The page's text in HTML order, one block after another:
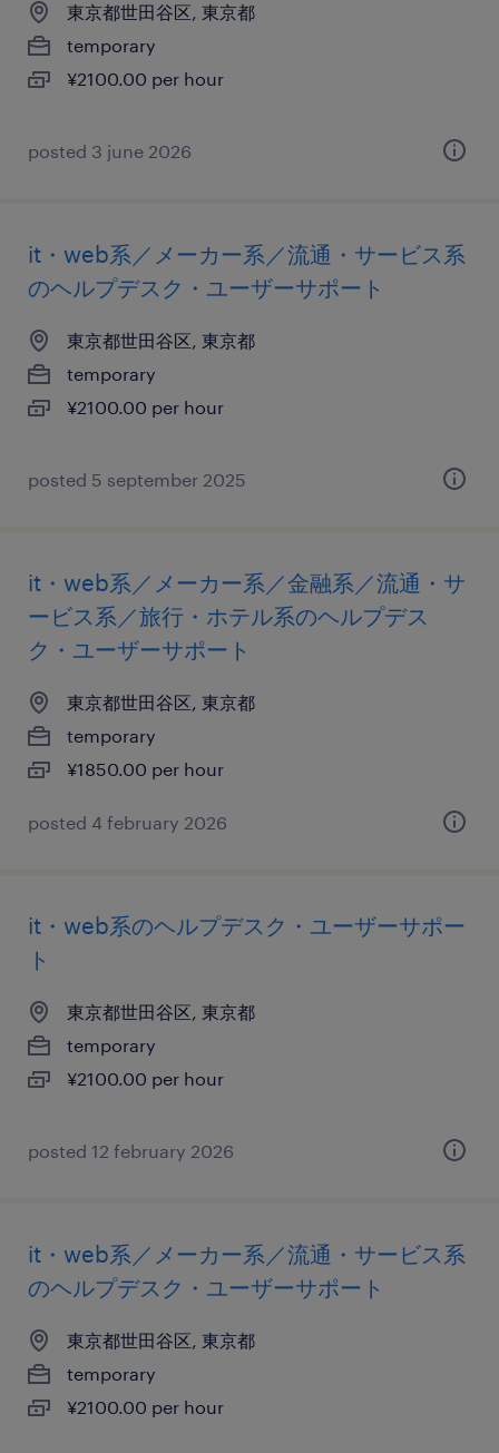
東京都世田谷区, 東京都
temporary
¥2100.00 per hour
posted 3 june 2026
it・web系／メーカー系／流通・サービス系
のヘルプデスク・ユーザーサポート
東京都世田谷区, 東京都
temporary
¥2100.00 per hour
posted 5 september 2025
it・web系／メーカー系／金融系／流通・サ
ービス系／旅行・ホテル系のヘルプデス
ク・ユーザーサポート
東京都世田谷区, 東京都
temporary
¥1850.00 per hour
posted 4 february 2026
it・web系のヘルプデスク・ユーザーサポー
ト
東京都世田谷区, 東京都
temporary
¥2100.00 per hour
posted 12 february 2026
it・web系／メーカー系／流通・サービス系
のヘルプデスク・ユーザーサポート
東京都世田谷区, 東京都
temporary
¥2100.00 per hour